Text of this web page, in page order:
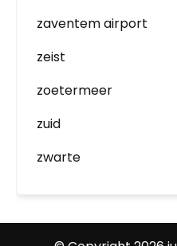
zaventem airport
zeist
zoetermeer
zuid
zwarte